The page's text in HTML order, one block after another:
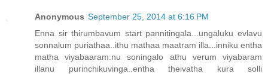
Anonymous September 25, 2014 at 6:16 PM
Enna sir thirumbavum start pannitingala...ungaluku evlavu
sonnalum puriathaa..ithu mathaa maatram illa...inniku entha
matha viyabaaram.nu soningalo athu verum viyabaram
illanu purinchikuvinga..entha theivatha kura solli